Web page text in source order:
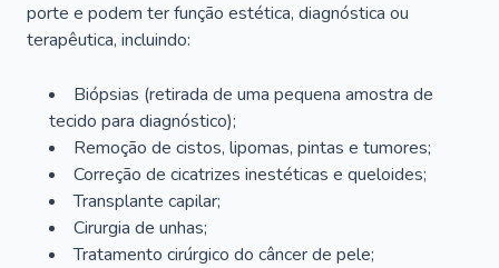
porte e podem ter função estética, diagnóstica ou
terapêutica, incluindo:
Biópsias (retirada de uma pequena amostra de
tecido para diagnóstico);
Remoção de cistos, lipomas, pintas e tumores;
Correção de cicatrizes inestéticas e queloides;
Transplante capilar;
Cirurgia de unhas;
Tratamento cirúrgico do câncer de pele;